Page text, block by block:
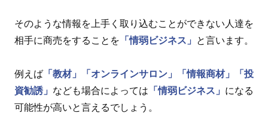
そのような情報を上手く取り込むことができない人達を
相手に商売をすることを 「情弱ビジネス」 と言います。
例えば 「教材」 「オンラインサロン」 「情報商材」
「投
資勧誘」 なども場合によっては 「情弱ビジネス」 になる
可能性が高いと言えるでしょう。